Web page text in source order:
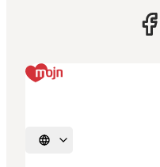
Vælg sprog